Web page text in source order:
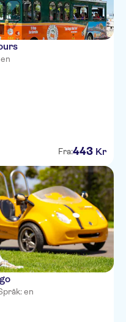
Fra:443 Kr
en